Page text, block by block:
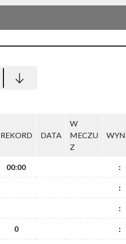
REKORD DATA
W
MECZU
Z
00:00 :
:
:
0 :
REKORD DATA
W
MECZU
Z
00:00 :
:
:
0 :